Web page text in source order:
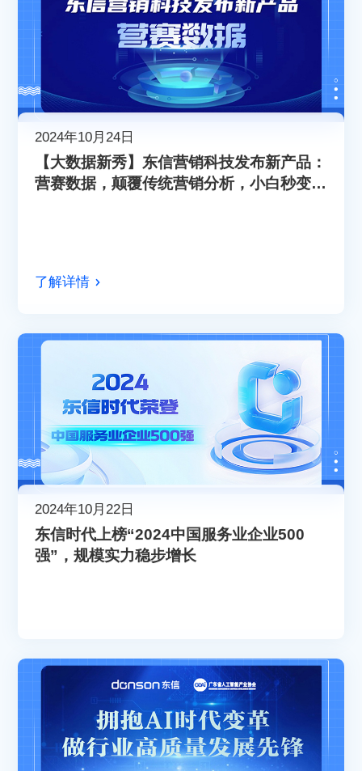
2024年10月24日
【大数据新秀】东信营销科技发布新产品：
营赛数据，颠覆传统营销分析，小白秒变专
了解详情
2024年10月22日
东信时代上榜“2024中国服务业企业500
强”，规模实力稳步增长